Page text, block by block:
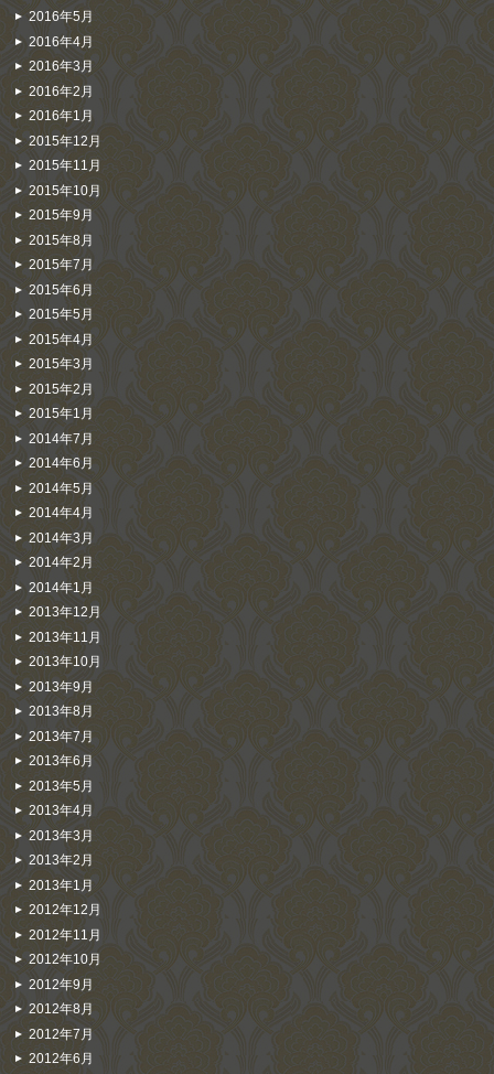
2016年5月
2016年4月
2016年3月
2016年2月
2016年1月
2015年12月
2015年11月
2015年10月
2015年9月
2015年8月
2015年7月
2015年6月
2015年5月
2015年4月
2015年3月
2015年2月
2015年1月
2014年7月
2014年6月
2014年5月
2014年4月
2014年3月
2014年2月
2014年1月
2013年12月
2013年11月
2013年10月
2013年9月
2013年8月
2013年7月
2013年6月
2013年5月
2013年4月
2013年3月
2013年2月
2013年1月
2012年12月
2012年11月
2012年10月
2012年9月
2012年8月
2012年7月
2012年6月